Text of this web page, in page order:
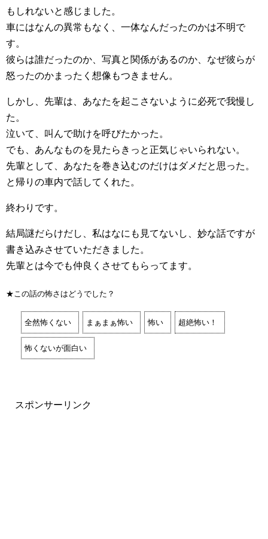
もしれないと感じました。
車にはなんの異常もなく、一体なんだったのかは不明で
す。
彼らは誰だったのか、写真と関係があるのか、なぜ彼らが
怒ったのかまったく想像もつきません。
しかし、先輩は、あなたを起こさないように必死で我慢し
た。
泣いて、叫んで助けを呼びたかった。
でも、あんなものを見たらきっと正気じゃいられない。
先輩として、あなたを巻き込むのだけはダメだと思った。
と帰りの車内で話してくれた。
終わりです。
結局謎だらけだし、私はなにも見てないし、妙な話ですが
書き込みさせていただきました。
先輩とは今でも仲良くさせてもらってます。
★この話の怖さはどうでした？
全然怖くない まぁまぁ怖い 怖い 超絶怖い！
怖くないが面白い
スポンサーリンク